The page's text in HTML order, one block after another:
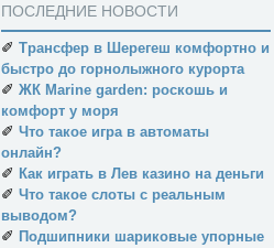
ПОСЛЕДНИЕ НОВОСТИ
✐ Трансфер в Шерегеш комфортно и
быстро до горнолыжного курорта
✐ ЖК Marine garden: роскошь и
комфорт у моря
✐ Что такое игра в автоматы
онлайн?
✐ Как играть в Лев казино на деньги
✐ Что такое слоты с реальным
выводом?
✐ Подшипники шариковые упорные